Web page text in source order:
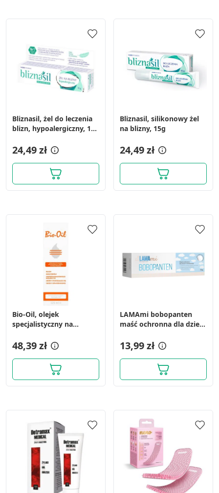
Bliznasil, żel do leczenia
blizn, hypoalergiczny, 15
24,49 zł
Bliznasil, silikonowy żel
na blizny, 15g
24,49 zł
Bio-Oil, olejek
specjalistyczny na
48,39 zł
LAMAmi bobopanten
maść ochronna dla dzieci
13,99 zł